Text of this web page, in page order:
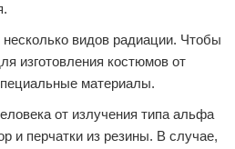
несколько видов радиации. Чтобы
изготовления костюмов от
материалы.
от излучения типа альфа
и перчатки из резины. В случае,